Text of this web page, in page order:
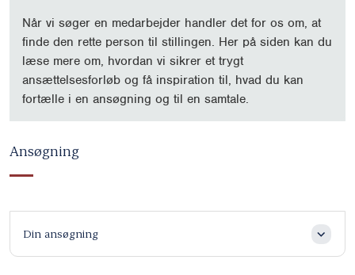
Når vi søger en medarbejder handler det for os om, at
finde den rette person til stillingen. Her på siden kan du
læse mere om, hvordan vi sikrer et trygt
ansættelsesforløb og få inspiration til, hvad du kan
fortælle i en ansøgning og til en samtale.
Ansøgning
Din ansøgning